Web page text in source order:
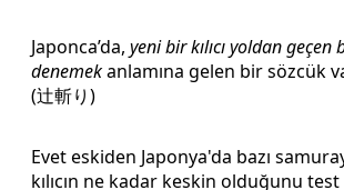
Japonca’da, yeni bir kılıcı yoldan
denemekanlamına gelen bir sözcük
(辻斬り)
Evet eskiden Japonya'da bazı
kılıcın ne kadar keskin olduğunu